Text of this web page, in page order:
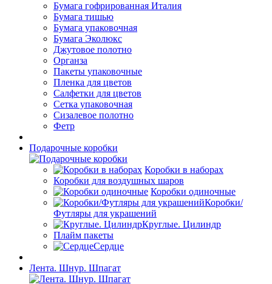
Бумага гофрированная Италия
Бумага тишью
Бумага упаковочная
Бумага Эколюкс
Джутовое полотно
Органза
Пакеты упаковочные
Пленка для цветов
Салфетки для цветов
Сетка упаковочная
Сизалевое полотно
Фетр
Подарочные коробки
Коробки в наборах
Коробки для воздушных шаров
Коробки одиночные
Коробки/
Футляры для украшений
Круглые. Цилиндр
Плайм пакеты
Сердце
Лента. Шнур. Шпагат